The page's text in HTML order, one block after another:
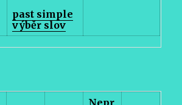
past simple
výběr slov